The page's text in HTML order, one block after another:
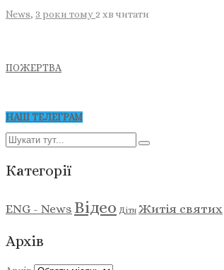
News, 3 роки тому 2 хв читати
ПОЖЕРТВА
НАШ ТЕЛЕГРАМ
Категорії
ENG - News Відео Діти Житія святих
Архів